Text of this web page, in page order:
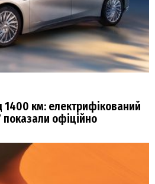
1400 км: електрифікований
офіційно